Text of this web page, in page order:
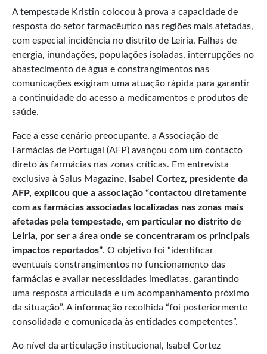
A tempestade Kristin colocou à prova a capacidade de
resposta do setor farmacêutico nas regiões mais afetadas,
com especial incidência no distrito de Leiria. Falhas de
energia, inundações, populações isoladas, interrupções no
abastecimento de água e constrangimentos nas
comunicações exigiram uma atuação rápida para garantir
a continuidade do acesso a medicamentos e produtos de
saúde.
Face a esse cenário preocupante, a Associação de
Farmácias de Portugal (AFP) avançou com um contacto
direto às farmácias nas zonas críticas. Em entrevista
exclusiva à Salus Magazine,
Isabel Cortez, presidente da
AFP, explicou que a associação “contactou diretamente
com as farmácias associadas localizadas nas zonas mais
afetadas pela tempestade, em particular no distrito de
Leiria, por ser a área onde se concentraram os principais
impactos reportados”. O objetivo foi “identificar
eventuais constrangimentos no funcionamento das
farmácias e avaliar necessidades imediatas, garantindo
uma resposta articulada e um acompanhamento próximo
da situação”. A informação recolhida “foi posteriormente
consolidada e comunicada às entidades competentes”.
Ao nível da articulação institucional, Isabel Cortez